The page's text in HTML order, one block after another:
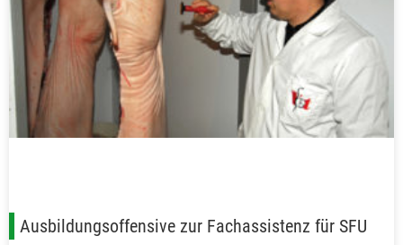
Ausbildungsoffensive zur Fachassistenz für SFU